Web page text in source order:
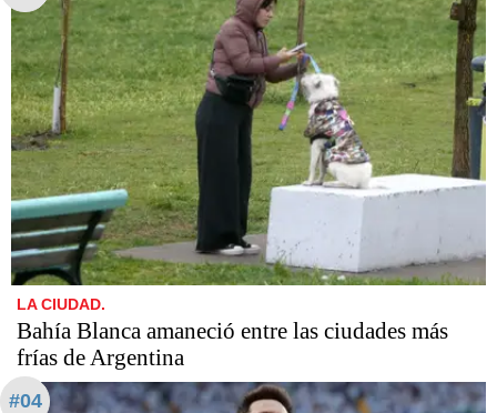
LA CIUDAD.
Bahía Blanca amaneció entre las ciudades más
frías de Argentina
#04